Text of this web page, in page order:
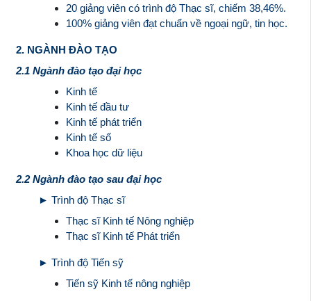
20 giảng viên có trình độ Thạc sĩ, chiếm 38,46%.
100% giảng viên đạt chuẩn về ngoại ngữ, tin học.
2. NGÀNH ĐÀO TẠO
2.1 Ngành đào tạo đại học
Kinh tế
Kinh tế đầu tư
Kinh tế phát triển
Kinh tế số
Khoa học dữ liệu
2.2 Ngành đào tạo sau đại học
► Trình độ Thạc sĩ
Thạc sĩ Kinh tế Nông nghiệp
Thạc sĩ Kinh tế Phát triển
► Trình độ Tiến sỹ
Tiến sỹ Kinh tế nông nghiệp